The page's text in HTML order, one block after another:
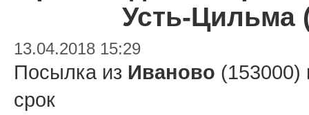
Усть-Цильма
13.04.2018 15:29
Посылка из Иваново
срок